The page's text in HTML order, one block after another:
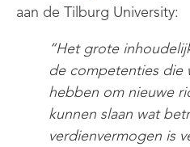
aan de Tilburg University:
“Het grote
de competenties die
hebben om nieuwe
kunnen slaan wat
verdienvermogen is